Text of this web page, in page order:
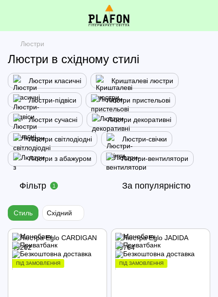
Люстри
Люстри в східному стилі
Люстри класичні Кришталеві люстри
Люстри-підвіси Люстри пристельові
Люстри сучасні Люстри декоративні
Люстри світлодіодні Люстри-свічки
Люстри з абажуром Люстри-вентилятори
Фільтр 1 За популярністю
Стиль Східний
ПІД ЗАМОВЛЕННЯ ПІД ЗАМОВЛЕННЯ